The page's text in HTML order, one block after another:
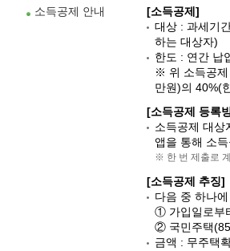
소득공제 안내
[소득공제]
대상 : 과세기
하는 대상자)
한도 : 연간 납
※ 위 소득공제
만원)의 40%(
[소득공제 등록
소득공제 대상
앱을 통해 소
※ 한 번 제출로
[소득공제 추징]
다음 중 하나
① 가입일로부
② 국민주택
금액 : 무주택